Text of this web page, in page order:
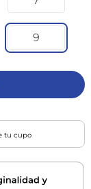
9
tu cupo